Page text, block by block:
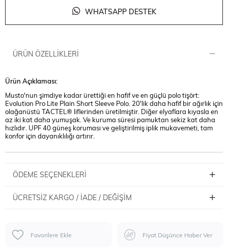
WHATSAPP DESTEK
ÜRÜN ÖZELLIKLERI
Ürün Açıklaması:
Musto'nun şimdiye kadar ürettiği en hafif ve en güçlü polo tişört:
Evolution Pro Lite Plain Short Sleeve Polo. 20'lik daha hafif bir ağırlık için
olağanüstü TACTEL® liflerinden üretilmiştir. Diğer elyaflara kıyasla en
az iki kat daha yumuşak. Ve kuruma süresi pamuktan sekiz kat daha
hızlıdır. UPF 40 güneş koruması ve geliştirilmiş iplik mukavemeti, tam
konfor için dayanıklılığı artırır.
ÖDEME SEÇENEKLERI
ÜCRETSIZ KARGO / İADE / DEĞIŞIM
Favorilere Ekle Fiyat Düşünce Haber Ver